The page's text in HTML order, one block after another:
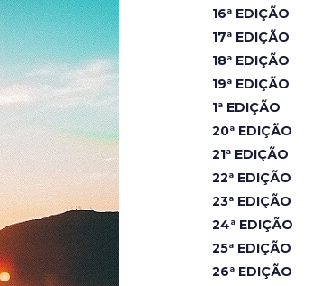
16ª EDIÇÃO
17ª EDIÇÃO
18ª EDIÇÃO
19ª EDIÇÃO
1ª EDIÇÃO
20ª EDIÇÃO
21ª EDIÇÃO
22ª EDIÇÃO
23ª EDIÇÃO
24ª EDIÇÃO
25ª EDIÇÃO
26ª EDIÇÃO